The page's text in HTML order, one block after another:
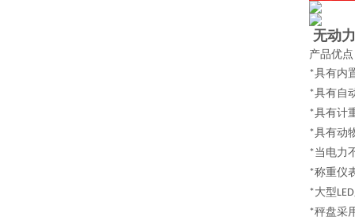
无动
产品优点
*具有内
*具有自
*具有计
*具有动
*当电力
*称重仪
*大型LED
*秤盘采